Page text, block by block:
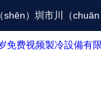
shēn）圳市川（